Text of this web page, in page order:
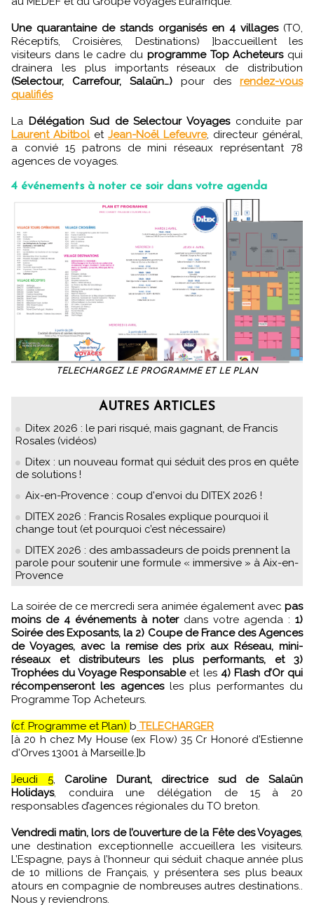
Une quarantaine de stands organisés en 4 villages(TO,
Réceptifs, Croisières, Destinations) ]baccueillent les
visiteurs dans le cadre du programme Top Acheteursqui
drainera les plus importants réseaux de distribution
(Selectour, Carrefour, Salaün…) pour des rendez-vous
qualifiés
La Délégation Sud de Selectour Voyagesconduite par
Laurent Abitbolet Jean-Noël Lefeuvre, directeur général,
a convié 15 patrons de mini réseaux représentant 78
agences de voyages.
4 événements à noter ce soir dans votre agenda
TELECHARGEZ LE PROGRAMME ET LE PLAN
AUTRES ARTICLES
Ditex 2026 : le pari risqué, mais gagnant, de Francis
Rosales (vidéos)
Ditex : un nouveau format qui séduit des pros en quête
de solutions !
Aix-en-Provence : coup d'envoi du DITEX 2026 !
DITEX 2026 : Francis Rosales explique pourquoi il
change tout (et pourquoi c’est nécessaire)
DITEX 2026 : des ambassadeurs de poids prennent la
parole pour soutenir une formule « immersive » à Aix-en-
Provence
La soirée de ce mercredi sera animée également avec pas
moins de 4 événements à noterdans votre agenda : 1)
Soirée des Exposants, la 2) Coupe de France des Agences
de Voyages, avec la remise des prix aux Réseau, mini-
réseaux et distributeurs les plus performants, et 3)
Trophées du Voyage Responsableet les 4) Flash d’Or qui
récompenseront les agencesles plus performantes du
Programme Top Acheteurs.
(cf. Programme et Plan) b TELECHARGER
[à 20 h chez My House (ex Flow) 35 Cr Honoré d'Estienne
d'Orves 13001 à Marseille.]b
Jeudi 5, Caroline Durant, directrice sud de Salaün
Holidays, conduira une délégation de 15 à 20
responsables d’agences régionales du TO breton.
Vendredi matin, lors de l’ouverture de la Fête des Voyages,
une destination exceptionnelle accueillera les visiteurs.
L’Espagne, pays à l’honneur qui séduit chaque année plus
de 10 millions de Français, y présentera ses plus beaux
atours en compagnie de nombreuses autres destinations..
Nous y reviendrons.